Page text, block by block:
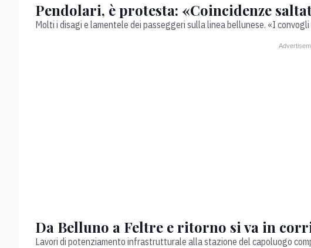
Pendolari, è protesta: «Coincidenze
Molti i disagi e lamentele dei passeggeri sulla linea bellunese. «I
Da Belluno a Feltre e ritorno si va in
Lavori di potenziamento infrastrutturale alla stazione del capoluogo